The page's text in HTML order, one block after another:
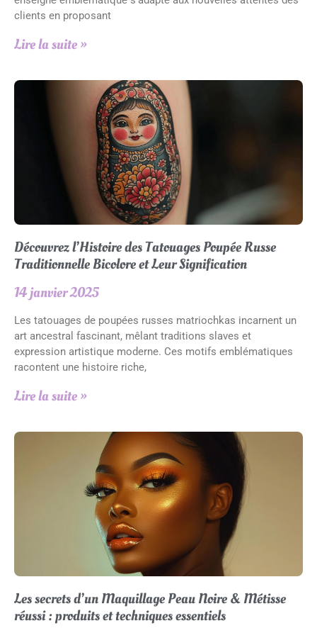
clients en proposant
Lire la suite »
Découvrez l’Histoire des Tatouages Poupée Russe
Traditionnelle Bicolore et Leur Signification
14 janvier 2025
Les tatouages de poupées russes matriochkas incarnent un
art ancestral fascinant, mêlant traditions slaves et
expression artistique moderne. Ces motifs emblématiques
racontent une histoire riche,
Lire la suite »
Les secrets d’un Maquillage Peau Noire & Métisse
réussi : produits et techniques essentiels